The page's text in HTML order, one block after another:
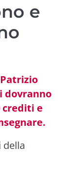
e
dovranno
crediti e
della